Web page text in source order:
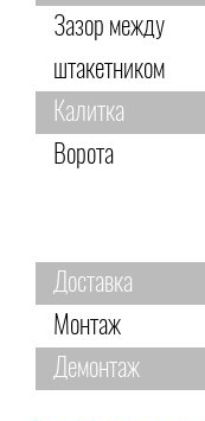
Зазор между
штакетником
Калитка
Ворота
Доставка
Монтаж
Демонтаж